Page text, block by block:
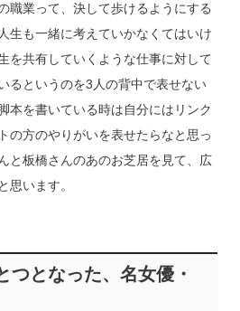
職業って、決して歩けるようにする
生も一緒に考えていかなくてはいけ
を共有していくような仕事に対して
るというのを3人の背中で表せない
本を書いている時は自分にはリンク
の方のやりがいを表せたらなと思っ
と板橋さんのあのお芝居を見て、広
思います。
つとなった、名女優・